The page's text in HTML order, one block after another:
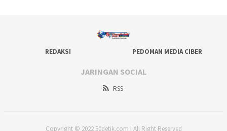
REDAKSI PEDOMAN MEDIA CIBER
JARINGAN SOCIAL
RSS
Copyright © 2022 50detik.com | All Right Reserved